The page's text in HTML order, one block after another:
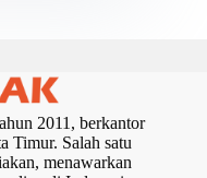
2011, berkantor
Timur. Salah satu
menawarkan